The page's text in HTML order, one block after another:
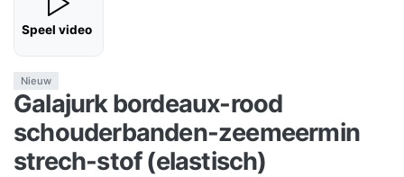
Speel video
Nieuw
Galajurk bordeaux-rood
schouderbanden-zeemeermin
strech-stof (elastisch)